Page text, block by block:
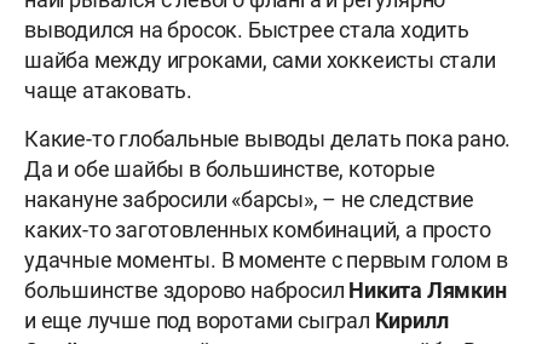
выводился на бросок. Быстрее стала ходить
шайба между игроками, сами хоккеисты стали
чаще атаковать.
Какие-то глобальные выводы делать пока рано.
Да и обе шайбы в большинстве, которые
накануне забросили «барсы», – не следствие
каких-то заготовленных комбинаций, а просто
удачные моменты. В моменте с первым голом в
большинстве здорово набросил Никита Лямкин
и еще лучше под воротами сыграл Кирилл